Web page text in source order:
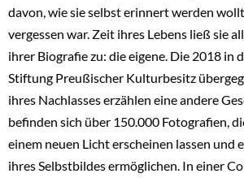
davon, wie sie selbst erinnert werden
vergessen war. Zeit ihres Lebens ließ sie
ihrer Biografie zu: die eigene. Die 2018 in
Stiftung Preußischer Kulturbesitz
ihres Nachlasses erzählen eine andere
befinden sich über 150.000 Fotografien,
einem neuen Licht erscheinen lassen und
ihres Selbstbildes ermöglichen. In einer